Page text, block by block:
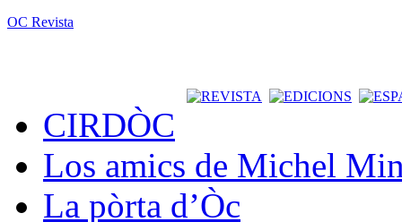
OC Revista
CIRDÒC
Los amics de Michel
La pòrta d’Òc